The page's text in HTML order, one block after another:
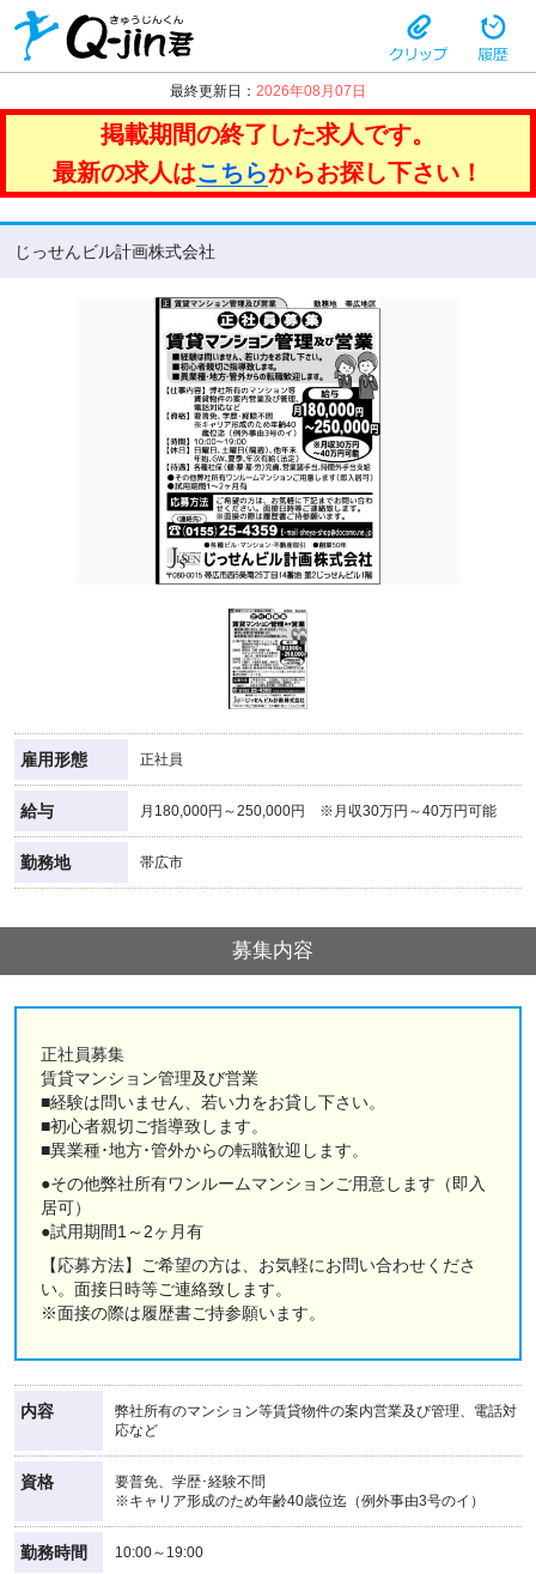
最終更新日： 2026年08月07日
掲載期間の終了した求人です。
最新の求人はこちらからお探し下さい！
じっせんビル計画株式会社
雇用形態 正社員
給与 月180,000円～250,000円 ※月収30万円～40万円可能
勤務地 帯広市
募集内容
正社員募集
賃貸マンション管理及び営業
■経験は問いません、若い力をお貸し下さい。
■初心者親切ご指導致します。
■異業種･地方･管外からの転職歓迎します。
●その他弊社所有ワンルームマンションご用意します（即入
居可）
●試用期間1～2ヶ月有
【応募方法】ご希望の方は、お気軽にお問い合わせくださ
い。面接日時等ご連絡致します。
※面接の際は履歴書ご持参願います。
内容
弊社所有のマンション等賃貸物件の案内営業及び管理、電話対
応など
資格
要普免、学歴･経験不問
※キャリア形成のため年齢40歳位迄（例外事由3号のイ）
勤務時間 10:00～19:00